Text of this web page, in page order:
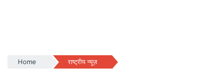
Home राष्ट्रीय न्यूज़